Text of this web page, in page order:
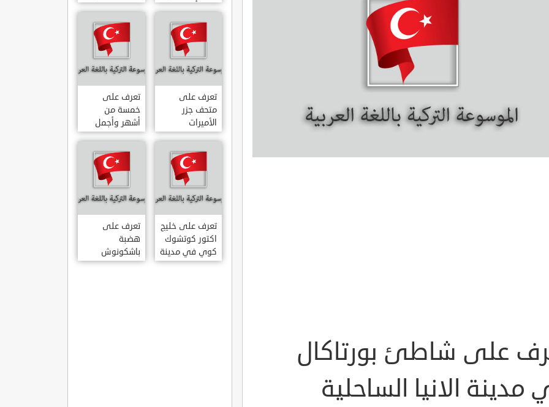
على شاطئ بورتاكال
الانيا الساحلية
على أريكتك
..السياحة
الافتراضية.
اسطنبول
المشهورة في
تعرف على
متحف جزر
الأميرات
ADALAR
MÜZESI
تعرف على
خمسة من
أشهر وأجمل
قصور اسطنبول
تعرف على خليج
اكتور كوتشوك
كوي في مدينة
داتشا الساحلية
تعرف على
هضبة
باشكونوش
الطبيعية في